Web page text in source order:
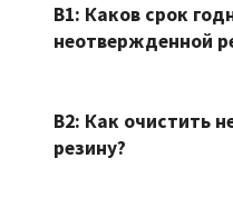
В1: Каков срок
неотвержденной
В2: Как очистить
резину?